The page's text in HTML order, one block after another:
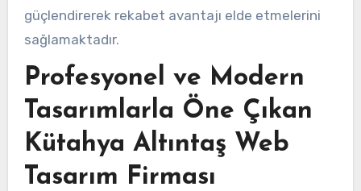
güçlendirerek rekabet avantajı elde etmelerini
sağlamaktadır.
Profesyonel ve Modern
Tasarımlarla Öne Çıkan
Kütahya Altıntaş Web
Tasarım Firması